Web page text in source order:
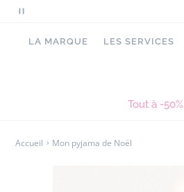
Mettre
pause
LA MARQUE LES SERVICES
Tout à -50%
Accueil Mon pyjama de Noël